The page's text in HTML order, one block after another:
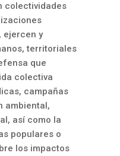
colectividades
ejercen y
territoriales
que
colectiva
campañas
ambiental,
así como la
populares o
los impactos